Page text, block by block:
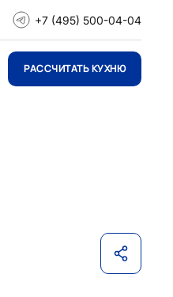
+7 (495) 500-04-04
РАССЧИТАТЬ КУХНЮ